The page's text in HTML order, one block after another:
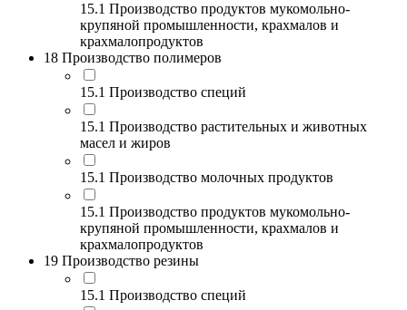
15.1 Производство продуктов мукомольно-
крупяной промышленности, крахмалов и
крахмалопродуктов
18 Производство полимеров
15.1 Производство специй
15.1 Производство растительных и животных
масел и жиров
15.1 Производство молочных продуктов
15.1 Производство продуктов мукомольно-
крупяной промышленности, крахмалов и
крахмалопродуктов
19 Производство резины
15.1 Производство специй